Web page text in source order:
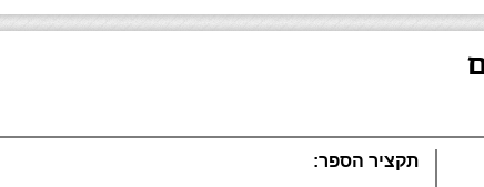
תקציר הספר: